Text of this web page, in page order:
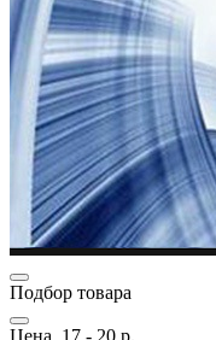
Подбор товара
Цена 17 - 20 р.